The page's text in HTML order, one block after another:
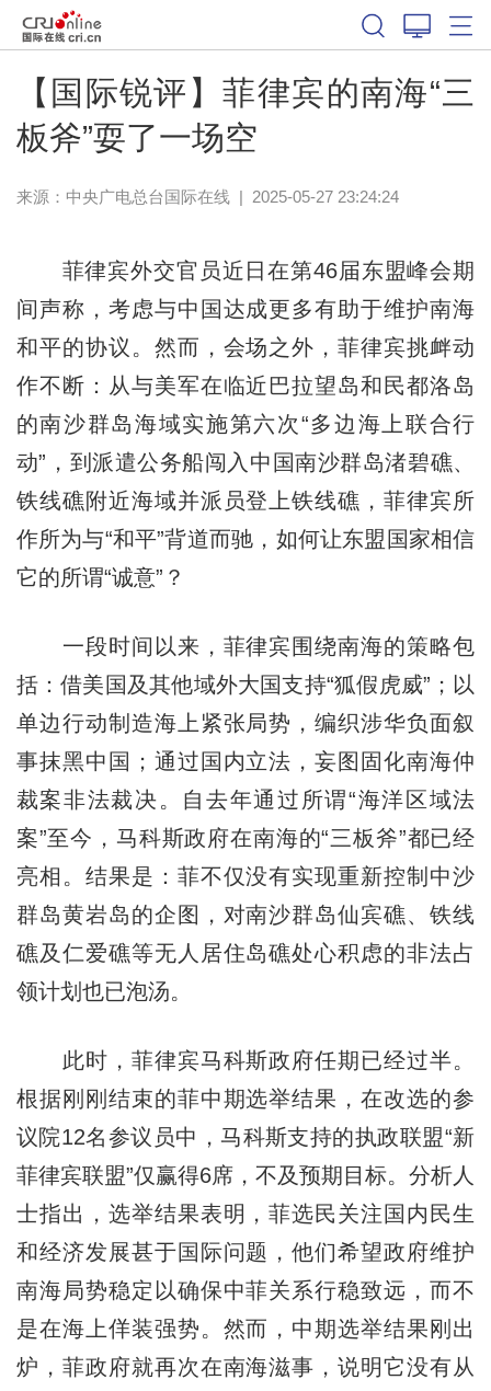
【国际锐评】菲律宾的南海“三
板斧”耍了一场空
来源：中央广电总台国际在线| 2025-05-27 23:24:24
菲律宾外交官员近日在第46届东盟峰会期
间声称，考虑与中国达成更多有助于维护南海
和平的协议。然而，会场之外，菲律宾挑衅动
作不断：从与美军在临近巴拉望岛和民都洛岛
的南沙群岛海域实施第六次“多边海上联合行
动”，到派遣公务船闯入中国南沙群岛渚碧礁、
铁线礁附近海域并派员登上铁线礁，菲律宾所
作所为与“和平”背道而驰，如何让东盟国家相信
它的所谓“诚意”？
一段时间以来，菲律宾围绕南海的策略包
括：借美国及其他域外大国支持“狐假虎威”；以
单边行动制造海上紧张局势，编织涉华负面叙
事抹黑中国；通过国内立法，妄图固化南海仲
裁案非法裁决。自去年通过所谓“海洋区域法
案”至今，马科斯政府在南海的“三板斧”都已经
亮相。结果是：菲不仅没有实现重新控制中沙
群岛黄岩岛的企图，对南沙群岛仙宾礁、铁线
礁及仁爱礁等无人居住岛礁处心积虑的非法占
领计划也已泡汤。
此时，菲律宾马科斯政府任期已经过半。
根据刚刚结束的菲中期选举结果，在改选的参
议院12名参议员中，马科斯支持的执政联盟“新
菲律宾联盟”仅赢得6席，不及预期目标。分析人
士指出，选举结果表明，菲选民关注国内民生
和经济发展甚于国际问题，他们希望政府维护
南海局势稳定以确保中菲关系行稳致远，而不
是在海上佯装强势。然而，中期选举结果刚出
炉，菲政府就再次在南海滋事，说明它没有从